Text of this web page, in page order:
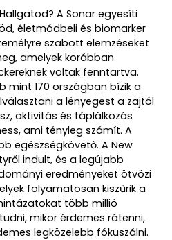
A Sonar egyesíti
életmódbeli és biomarker
szabott elemzéseket
amelyek korábban
voltak fenntartva.
mint 170 országban bízik a
a lényegest a zajtól
aktivitás és táplálkozás
ami tényleg számít. A
egészségkövető. A New
indult, és a legújabb
eredményeket ötvözi
folyamatosan kiszűrik a
több millió
mikor érdemes rátenni,
legközelebb fókuszálni.